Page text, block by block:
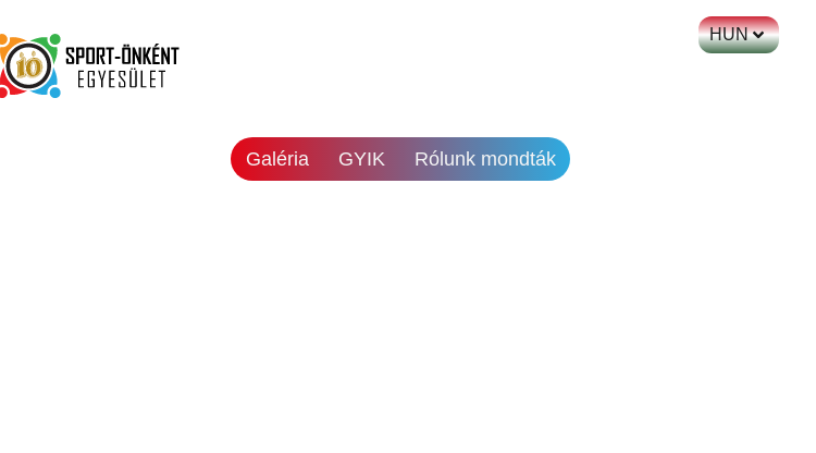
Galéria GYIK Rólunk mondták
HUN